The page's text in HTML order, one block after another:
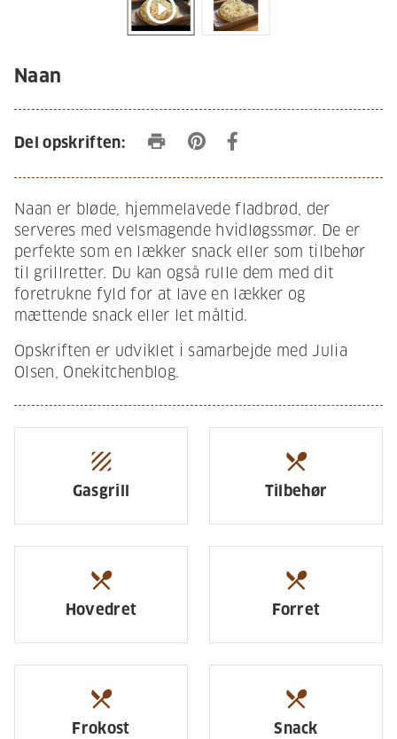
play_circle_outline
Naan
Del opskriften: print
Naan er bløde, hjemmelavede fladbrød, der
serveres med velsmagende hvidløgssmør. De er
perfekte som en lækker snack eller som tilbehør
til grillretter. Du kan også rulle dem med dit
foretrukne fyld for at lave en lækker og
mættende snack eller let måltid.
Opskriften er udviklet i samarbejde med Julia
Olsen, Onekitchenblog.
texture
Gasgrill
restaurant_menu
Tilbehør
restaurant_menu
Hovedret
restaurant_menu
Forret
restaurant_menu
Frokost
restaurant_menu
Snack